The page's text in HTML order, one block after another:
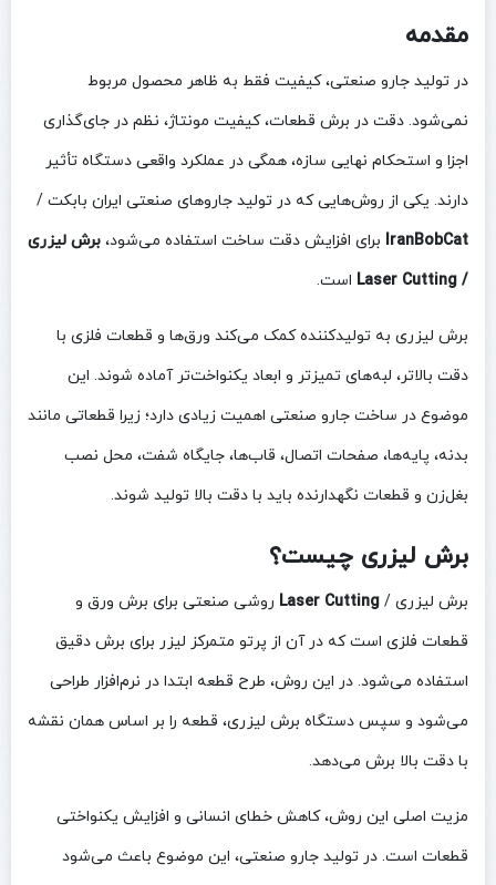
مقدمه
در تولید جارو صنعتی، کیفیت فقط به ظاهر محصول مربوط
نمی‌شود. دقت در برش قطعات، کیفیت مونتاژ، نظم در جای‌گذاری
اجزا و استحکام نهایی سازه، همگی در عملکرد واقعی دستگاه تأثیر
دارند. یکی از روش‌هایی که در تولید جاروهای صنعتی ایران بابکت /
IranBobCat برای افزایش دقت ساخت استفاده می‌شود، برش لیزری
/ Laser Cutting
است.
برش لیزری به تولیدکننده کمک می‌کند ورق‌ها و قطعات فلزی با
دقت بالاتر، لبه‌های تمیزتر و ابعاد یکنواخت‌تر آماده شوند. این
موضوع در ساخت جارو صنعتی اهمیت زیادی دارد؛ زیرا قطعاتی مانند
بدنه، پایه‌ها، صفحات اتصال، قاب‌ها، جایگاه شفت، محل نصب
بغل‌زن و قطعات نگهدارنده باید با دقت بالا تولید شوند.
برش لیزری چیست؟
برش لیزری / Laser Cutting روشی صنعتی برای برش ورق و
قطعات فلزی است که در آن از پرتو متمرکز لیزر برای برش دقیق
استفاده می‌شود. در این روش، طرح قطعه ابتدا در نرم‌افزار طراحی
می‌شود و سپس دستگاه برش لیزری، قطعه را بر اساس همان نقشه
با دقت بالا برش می‌دهد.
مزیت اصلی این روش، کاهش خطای انسانی و افزایش یکنواختی
قطعات است. در تولید جارو صنعتی، این موضوع باعث می‌شود